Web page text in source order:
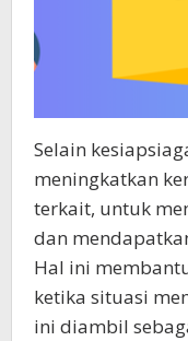
Selain
meningkatkan
terkait, untuk
dan
Hal ini
ketika situasi
ini diambil